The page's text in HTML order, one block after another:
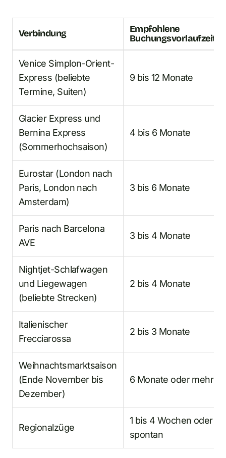
Verbindung
Empfohlene
Buchungsvorlaufzeit
Venice Simplon-Orient-
Express (beliebte
Termine, Suiten)
9 bis 12 Monate
Glacier Express und
Bernina Express
(Sommerhochsaison)
4 bis 6 Monate
Eurostar (London nach
Paris, London nach
Amsterdam)
3 bis 6 Monate
Paris nach Barcelona
AVE
3 bis 4 Monate
Nightjet-Schlafwagen
und Liegewagen
(beliebte Strecken)
2 bis 4 Monate
Italienischer
Frecciarossa
2 bis 3 Monate
Weihnachtsmarktsaison
(Ende November bis
Dezember)
6 Monate oder mehr
Regionalzüge
1 bis 4 Wochen oder
spontan